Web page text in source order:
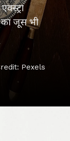
का जूस भी
Pexels